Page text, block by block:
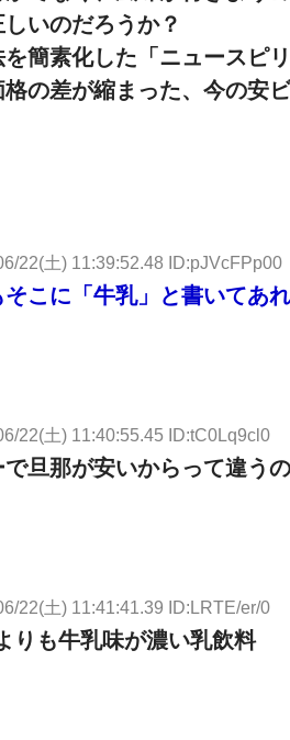
しいのだろうか？
簡素化した「ニュースピ
の差が縮まった、今の安
22(土) 11:39:52.48 ID:pJVcFPp00
こに「牛乳」と書いてあ
22(土) 11:40:55.45 ID:tC0Lq9cl0
旦那が安いからって違う
22(土) 11:41:41.39 ID:LRTE/er/0
りも牛乳味が濃い乳飲料